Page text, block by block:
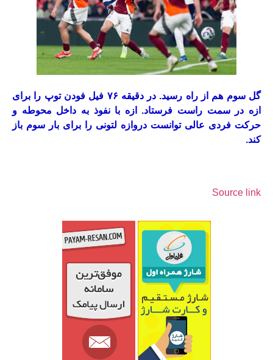
گل سوم هم از راه رسید. در دقیقه ۷۶ فیل فودن توپ را برای
ازه در سمت راست فرستاد. ازه با نفوذ به داخل محوطه و
حرکت فردی عالی توانست دروازه لتونی را برای بار سوم باز
کند.
Source link